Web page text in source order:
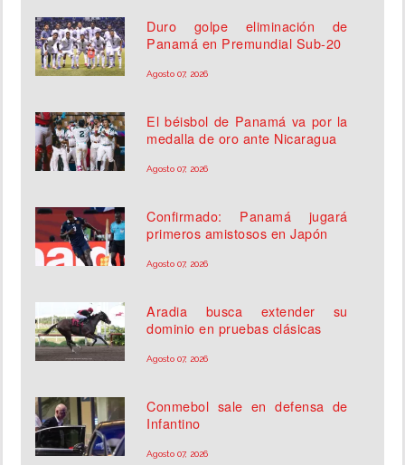
Duro golpe eliminación de
Panamá en Premundial Sub-20
Agosto 07, 2026
El béisbol de Panamá va por la
medalla de oro ante Nicaragua
Agosto 07, 2026
Confirmado: Panamá jugará
primeros amistosos en Japón
Agosto 07, 2026
Aradia busca extender su
dominio en pruebas clásicas
Agosto 07, 2026
Conmebol sale en defensa de
Infantino
Agosto 07, 2026